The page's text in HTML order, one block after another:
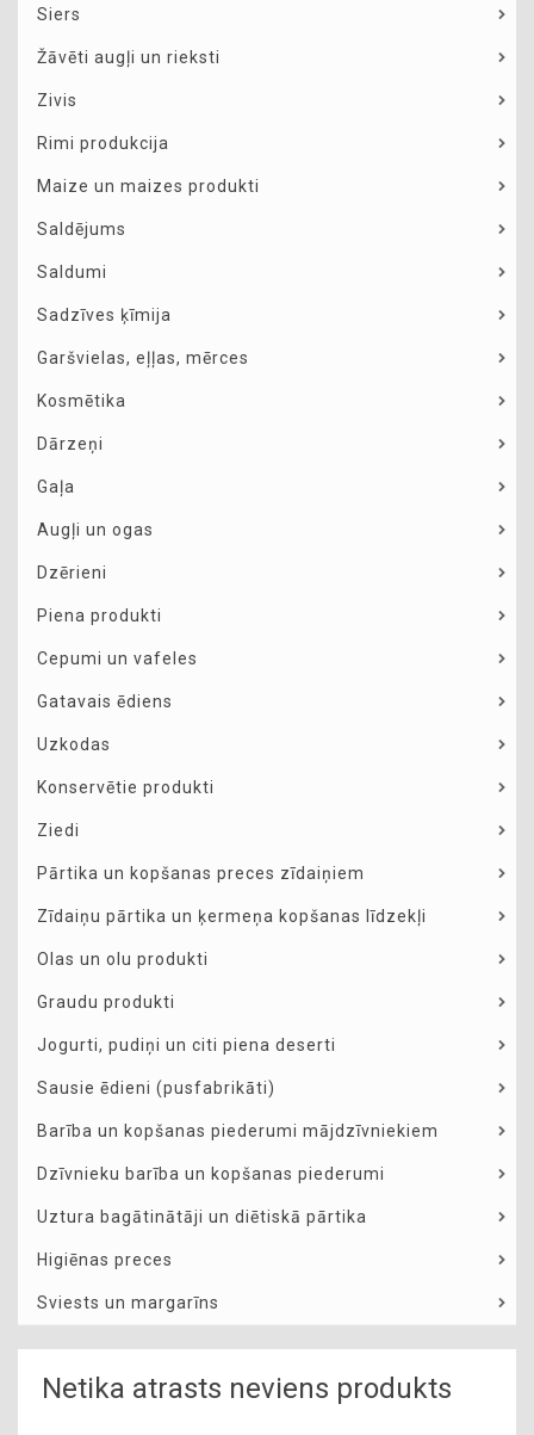
Siers
Žāvēti augļi un rieksti
Zivis
Rimi produkcija
Maize un maizes produkti
Saldējums
Saldumi
Sadzīves ķīmija
Garšvielas, eļļas, mērces
Kosmētika
Dārzeņi
Gaļa
Augļi un ogas
Dzērieni
Piena produkti
Cepumi un vafeles
Gatavais ēdiens
Uzkodas
Konservētie produkti
Ziedi
Pārtika un kopšanas preces zīdaiņiem
Zīdaiņu pārtika un ķermeņa kopšanas līdzekļi
Olas un olu produkti
Graudu produkti
Jogurti, pudiņi un citi piena deserti
Sausie ēdieni (pusfabrikāti)
Barība un kopšanas piederumi mājdzīvniekiem
Dzīvnieku barība un kopšanas piederumi
Uztura bagātinātāji un diētiskā pārtika
Higiēnas preces
Sviests un margarīns
Netika atrasts neviens produkts